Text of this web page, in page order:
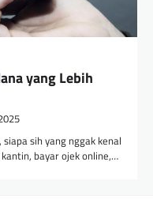
yang Lebih
sih yang nggak kenal
bayar ojek online,…